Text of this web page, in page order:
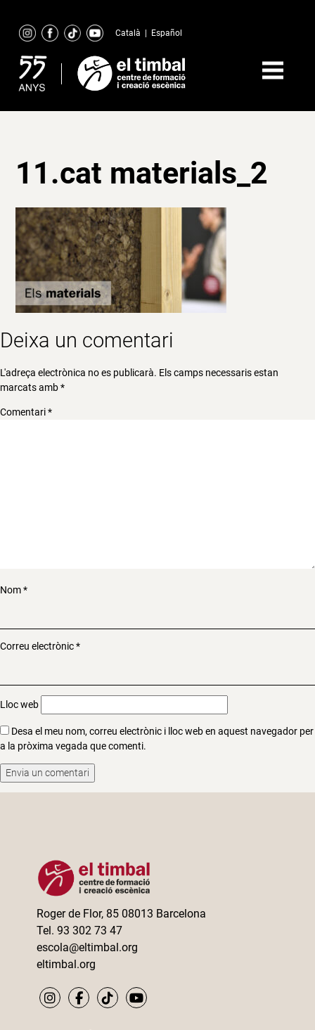
content
Català Español
11.cat materials_2
Deixa un comentari
L'adreça electrònica no es publicarà. Els camps necessaris estan
marcats amb*
Comentari*
Nom*
Correu electrònic*
Lloc web
Desa el meu nom, correu electrònic i lloc web en aquest navegador per
a la pròxima vegada que comenti.
Roger de Flor, 85 08013 Barcelona
Tel. 93 302 73 47
escola@eltimbal.org
eltimbal.org